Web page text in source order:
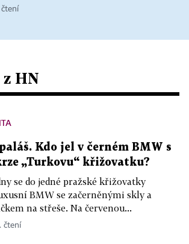
čtení
HN
Kdo jel v černém BMW s
„Turkovu“ křižovatku?
se do jedné pražské křižovatky
BMW se začerněnými skly a
na střeše. Na červenou...
čtení